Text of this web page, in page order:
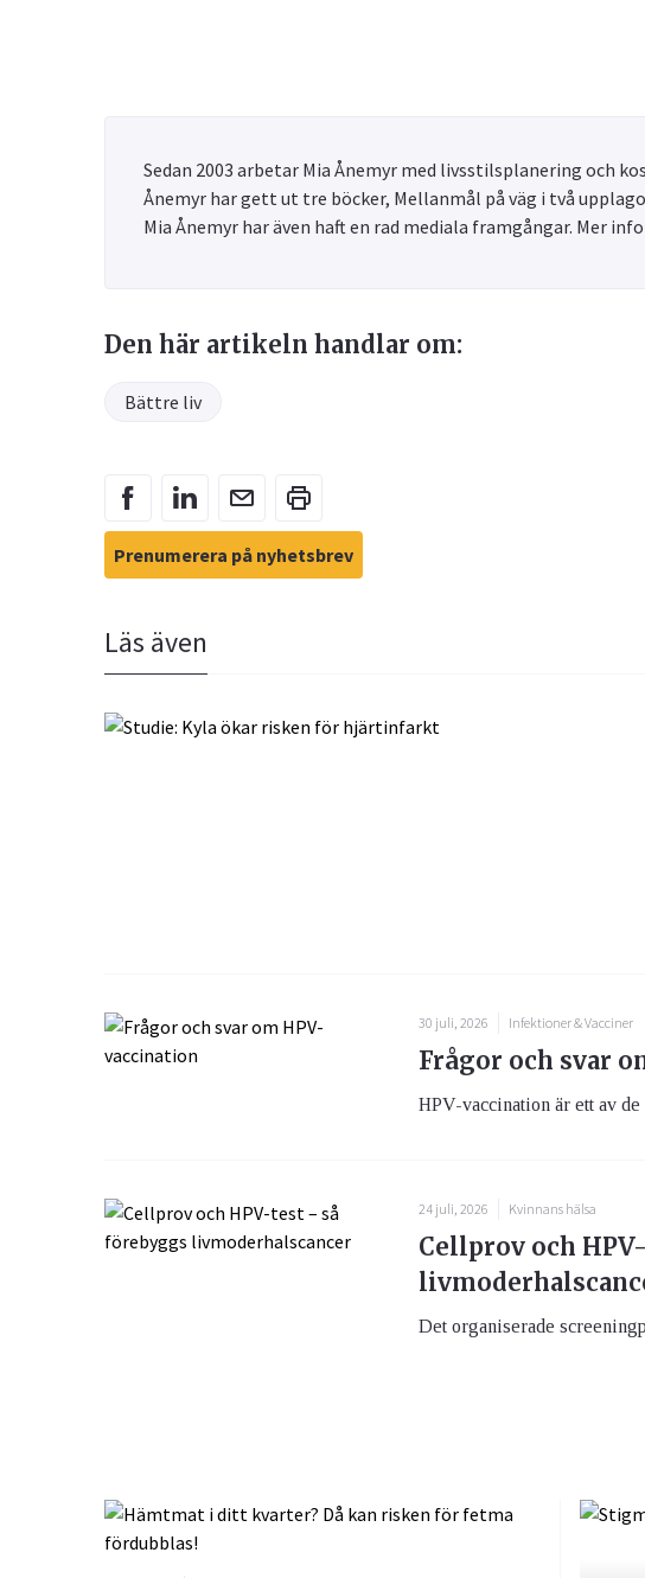
Sedan 2003 arbetar Mia Ånemyr med livsstilsplanering och
Ånemyr har gett ut tre böcker, Mellanmål på väg i två
Mia Ånemyr har även haft en rad mediala framgångar. Mer
Den här artikeln handlar om:
Bättre liv
Prenumerera på nyhetsbrev
Läs även
30 juli, 2026 Infektioner & Vacciner
Frågor och svar
HPV-vaccination är ett av
24 juli, 2026 Kvinnans hälsa
Cellprov och
Det organiserade